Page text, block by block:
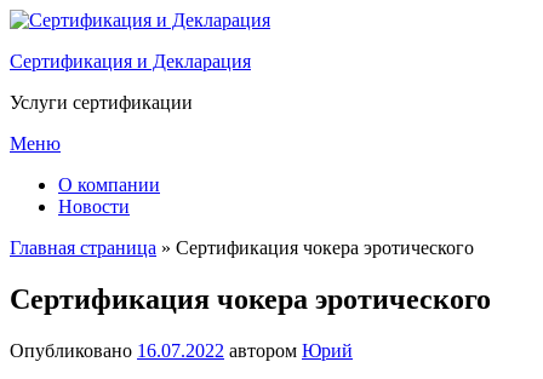
Перейти
содержимому
Сертификация и Декларация
Услуги сертификации
Меню
О компании
Новости
Главная страница » Сертификация чокера эротического
Сертификация чокера эротического
Опубликовано 16.07.2022 автором Юрий